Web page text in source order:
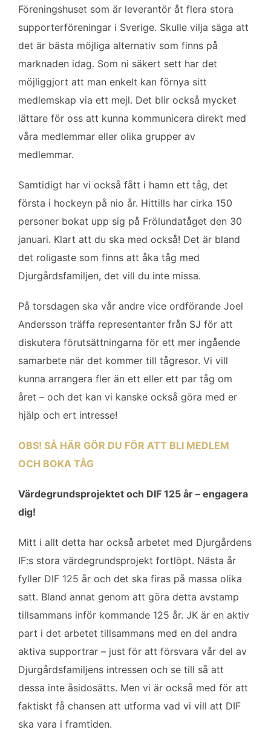
Föreningshuset som är leverantör åt flera stora
supporterföreningar i Sverige. Skulle vilja säga att
det är bästa möjliga alternativ som finns på
marknaden idag. Som ni säkert sett har det
möjliggjort att man enkelt kan förnya sitt
medlemskap via ett mejl. Det blir också mycket
lättare för oss att kunna kommunicera direkt med
våra medlemmar eller olika grupper av
medlemmar.
Samtidigt har vi också fått i hamn ett tåg, det
första i hockeyn på nio år. Hittills har cirka 150
personer bokat upp sig på Frölundatåget den 30
januari. Klart att du ska med också! Det är bland
det roligaste som finns att åka tåg med
Djurgårdsfamiljen, det vill du inte missa.
På torsdagen ska vår andre vice ordförande Joel
Andersson träffa representanter från SJ för att
diskutera förutsättningarna för ett mer ingående
samarbete när det kommer till tågresor. Vi vill
kunna arrangera fler än ett eller ett par tåg om
året – och det kan vi kanske också göra med er
hjälp och ert intresse!
OBS! SÅ HÄR GÖR DU FÖR ATT BLI MEDLEM
OCH BOKA TÅG
Värdegrundsprojektet och DIF 125 år – engagera
dig!
Mitt i allt detta har också arbetet med Djurgårdens
IF:s stora värdegrundsprojekt fortlöpt. Nästa år
fyller DIF 125 år och det ska firas på massa olika
satt. Bland annat genom att göra detta avstamp
tillsammans inför kommande 125 år. JK är en aktiv
part i det arbetet tillsammans med en del andra
aktiva supportrar – just för att försvara vår del av
Djurgårdsfamiljens intressen och se till så att
dessa inte åsidosätts. Men vi är också med för att
faktiskt få chansen att utforma vad vi vill att DIF
ska vara i framtiden.